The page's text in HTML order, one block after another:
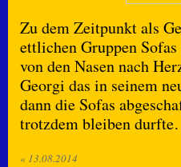
Zu dem Zeitpunkt als
ettlichen Gruppen
von den Nasen nach
Georgi das in seinem
dann die Sofas
trotzdem bleiben
« 13.08.2014